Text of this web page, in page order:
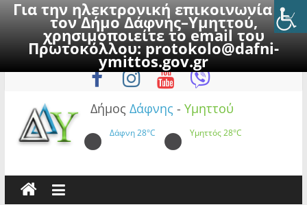
Για την ηλεκτρονική επικοινωνία με
τον Δήμο Δάφνης–Υμηττού,
χρησιμοποιείτε το email του
Πρωτοκόλλου:protokolo@dafni-
ymittos.gov.gr
to
Πέμπτη, 6 Αυγούστου 2026
Δήμος Δάφνης - Υμηττού
Δάφνη28°C Υμηττός28°C